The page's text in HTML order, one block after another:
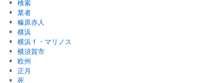
検索
業者
榛原赤人
横浜
横浜ｆ・マリノス
横須賀市
欧州
正月
死